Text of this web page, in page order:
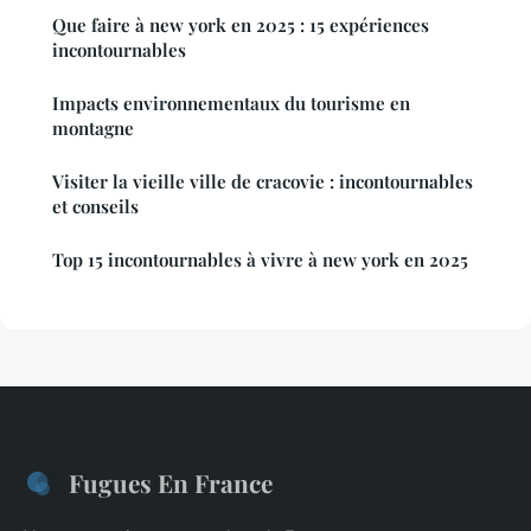
Que faire à new york en 2025 : 15 expériences
incontournables
Impacts environnementaux du tourisme en
montagne
Visiter la vieille ville de cracovie : incontournables
et conseils
Top 15 incontournables à vivre à new york en 2025
Fugues En France